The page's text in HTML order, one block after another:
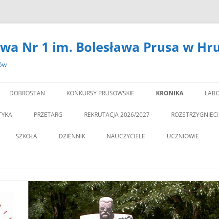
Nr 1 im. Bolesława Prusa w
DOBROSTAN KONKURSY PRUSOWSKIE KRONIKA
#14301 (BEZ TYTUŁU)
,,DEBATA”
,,SPRZĄTAMY DLA
” CZY ZNASZ…..?”
PRZETARG REKRUTACJA 2026/2027
SZKOŁA
STATUT
DZIENNIK NAUCZYCIELE UCZNIOWIE
MSU
REGULAMIN